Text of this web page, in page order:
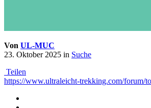
Von UL-MUC
23. Oktober 2025 in Suche
Teilen
https://www.ultraleicht-trekking.com/forum/